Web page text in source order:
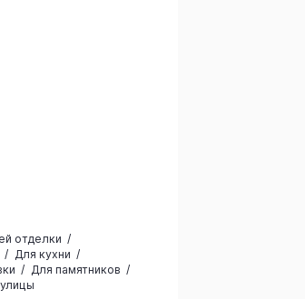
отделки
Для кухни
Для памятников